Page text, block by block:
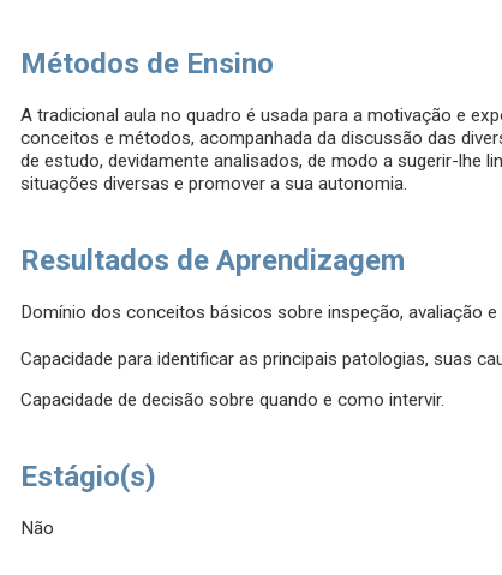
Métodos de Ensino
A tradicional aula no quadro é usada para a motivação e
conceitos e métodos, acompanhada da discussão das
de estudo, devidamente analisados, de modo a sugerir-lhe
situações diversas e promover a sua autonomia.
Resultados de Aprendizagem
Domínio dos conceitos básicos sobre inspeção, avaliação
Capacidade para identificar as principais patologias, suas
Capacidade de decisão sobre quando e como intervir.
Estágio(s)
Não